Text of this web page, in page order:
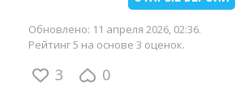
Обновлено: 11 апреля 2026, 02:36.
Рейтинг 5 на основе 3 оценок.
3 0